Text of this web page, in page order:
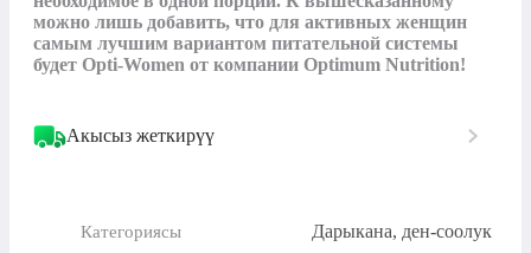
можно лишь добавить, что для активных женщин
самым лучшим вариантом питательной системы
будет Opti-Women от компании Optimum Nutrition!
Акысыз жеткирүү
Категориясы Дарыкана, ден-соолук